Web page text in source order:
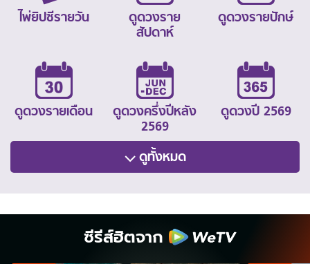
ไพ่ยิปซีรายวัน
ดูดวงราย
สัปดาห์
ดูดวงรายปักษ์
ดูดวงรายเดือน
ดูดวงครึ่งปีหลัง
2569
ดูดวงปี 2569
ดูทั้งหมด
ซีรีส์ฮิตจาก